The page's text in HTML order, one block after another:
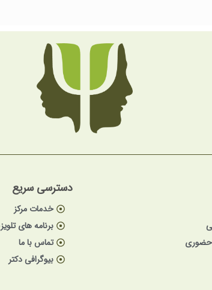
حضوری
دسترسی سریع
خدمات مرکز
برنامه های
تماس با ما
بیوگرافی دکتر